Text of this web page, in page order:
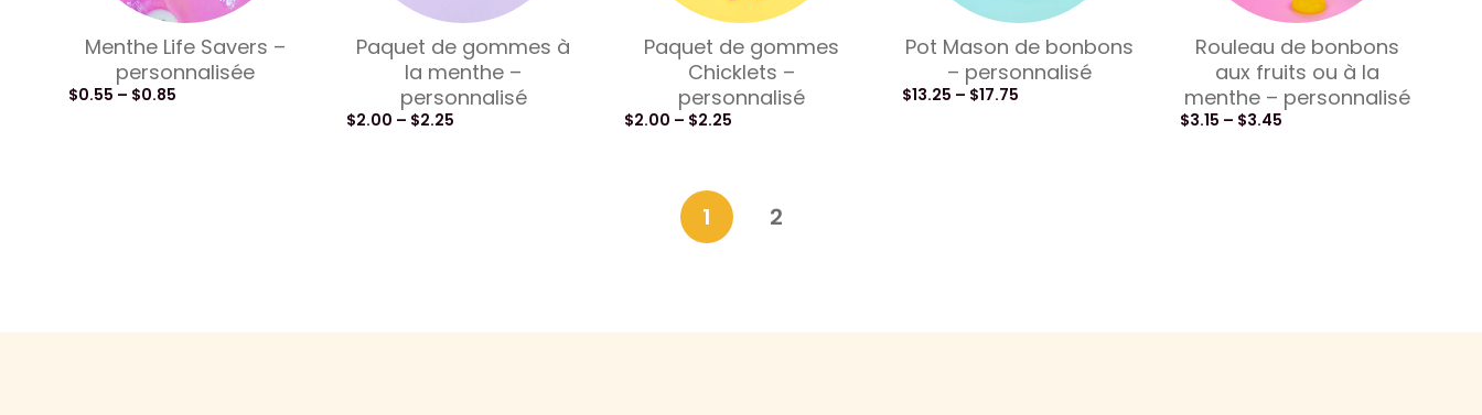
Menthe Life Savers –
personnalisée
$0.55 – $0.85
Paquet de gommes à
la menthe –
personnalisé
$2.00 – $2.25
Paquet de gommes
Chicklets –
personnalisé
$2.00 – $2.25
Pot Mason de bonbons
– personnalisé
$13.25 – $17.75
Rouleau de bonbons
aux fruits ou à la
menthe – personnalisé
$3.15 – $3.45
1 2